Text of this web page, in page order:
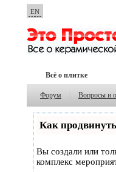
EN
Всё о плитке
Форум Вопросы и
Как
Вы создали или
комплекс